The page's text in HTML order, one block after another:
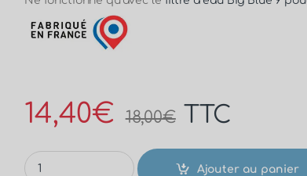
14,40€ 18,00€ TTC
Ajouter au panier